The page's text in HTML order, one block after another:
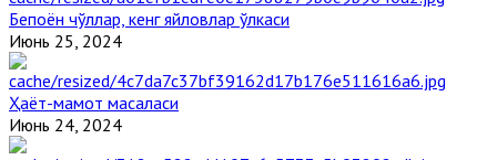
Бепоён чўллар, кенг яйловлар ўлкаси
Июнь 25, 2024
Ҳаёт-мамот масаласи
Июнь 24, 2024